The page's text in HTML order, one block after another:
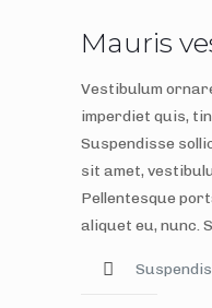
Mauris
Vestibulum
imperdiet quis,
Suspendisse
sit amet,
Pellentesque
aliquet eu, nunc.